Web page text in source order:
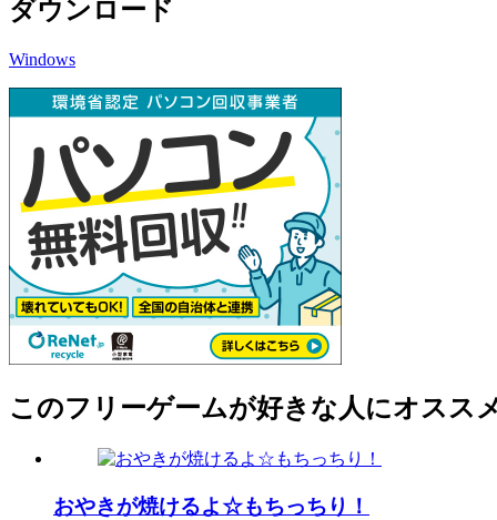
ダウンロード
Windows
このフリーゲームが好きな人にオスス
おやきが焼けるよ☆もちっちり！